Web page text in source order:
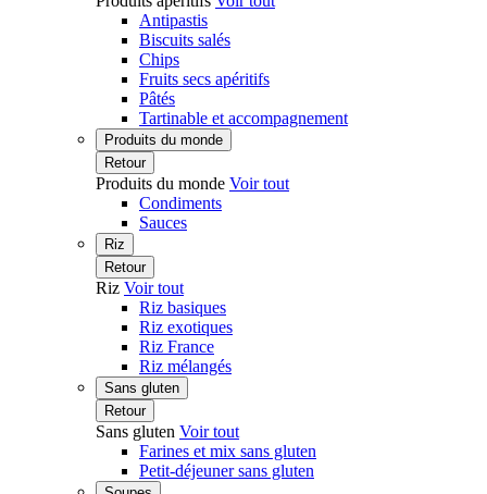
Antipastis
Biscuits salés
Chips
Fruits secs apéritifs
Pâtés
Tartinable et accompagnement
Produits du monde
Retour
Produits du monde Voir tout
Condiments
Sauces
Riz
Retour
Riz Voir tout
Riz basiques
Riz exotiques
Riz France
Riz mélangés
Sans gluten
Retour
Sans gluten Voir tout
Farines et mix sans gluten
Petit-déjeuner sans gluten